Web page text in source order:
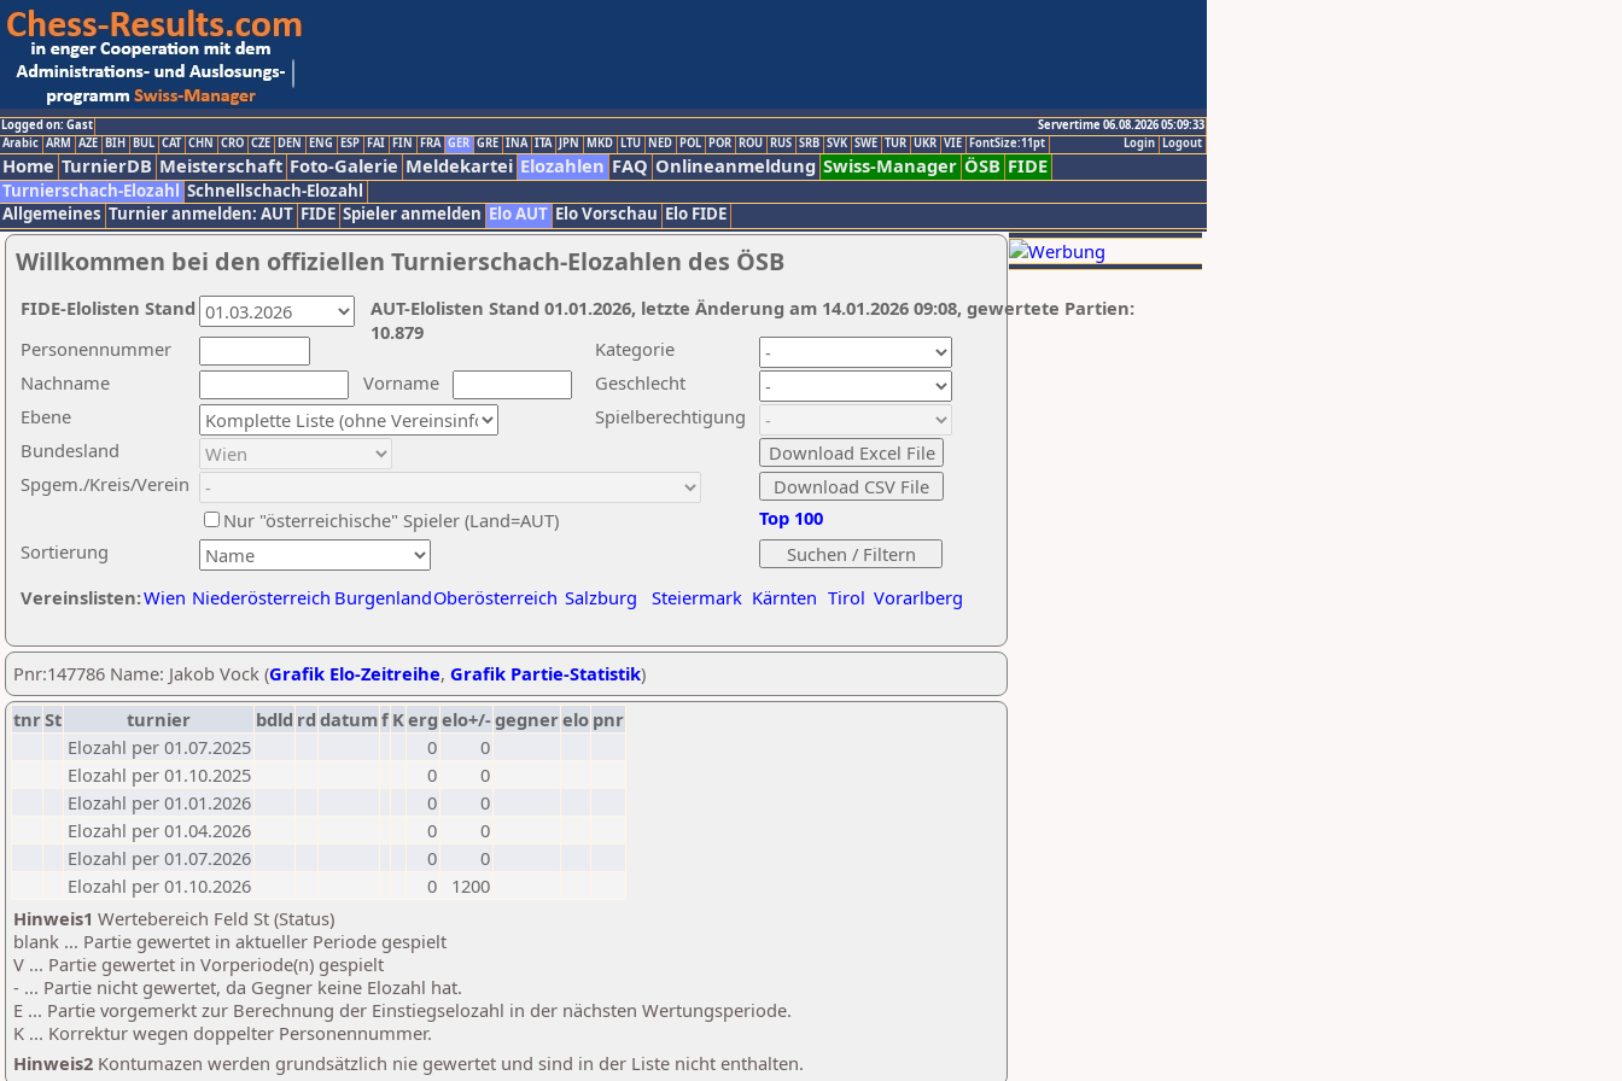
Logged on: Gast
Servertime 06.08.2026 05:09:33
Logout
Login
Arabic ARM AZE BIH BUL CAT CHN CRO CZE DEN ENG ESP FAI FIN FRA GER GRE INA ITA JPN MKD LTU NED POL POR ROU RUS SRB SVK SWE TUR UKR VIE FontSize:11pt
Home TurnierDB Meisterschaft Foto-Galerie Meldekartei Elozahlen FAQ Onlineanmeldung Swiss-Manager ÖSB FIDE
Turnierschach-Elozahl Schnellschach-Elozahl
Allgemeines Turnier anmelden: AUT FIDE Spieler anmelden Elo AUT Elo Vorschau Elo FIDE
Willkommen bei den offiziellen Turnierschach-Elozahlen des ÖSB
Nachname
Vorname
Ebene
Kategorie
Sortierung
Personennummer
Bundesland
Spgem./Kreis/Verein
Geschlecht
Nur "österreichische" Spieler (Land=AUT)
Spielberechtigung
Vereinslisten:Wien Niederösterreich BurgenlandOberösterreich Salzburg Steiermark Kärnten Tirol Vorarlberg
Top 100
AUT-Elolisten Stand 01.01.2026, letzte Änderung am 14.01.2026 09:08, gewertete Partien:
10.879
FIDE-Elolisten Stand
Pnr:147786 Name: Jakob Vock (Grafik Elo-Zeitreihe, Grafik Partie-Statistik)
tnrSt turnier bdld rd datumf Kerg elo+/-gegnerelo pnr
Elozahl per 01.07.2025
0
0
Elozahl per 01.10.2025
0
0
Elozahl per 01.01.2026
0
0
Elozahl per 01.04.2026
0
0
Elozahl per 01.07.2026
0
0
Elozahl per 01.10.2026
0
1200
Hinweis1 Wertebereich Feld St (Status)
blank ... Partie gewertet in aktueller Periode gespielt
V ... Partie gewertet in Vorperiode(n) gespielt
- ... Partie nicht gewertet, da Gegner keine Elozahl hat.
E ... Partie vorgemerkt zur Berechnung der Einstiegselozahl in der nächsten Wertungsperiode.
K ... Korrektur wegen doppelter Personennummer.
Hinweis2 Kontumazen werden grundsätzlich nie gewertet und sind in der Liste nicht enthalten.